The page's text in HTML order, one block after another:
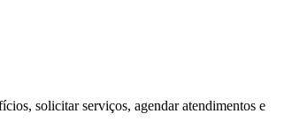
solicitar serviços, agendar atendimentos e